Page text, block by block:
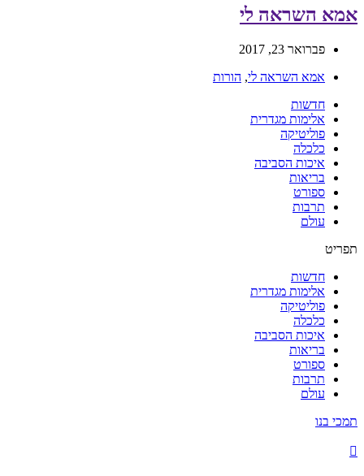
אמא השראה לי
פברואר 23, 2017
אמא השראה לי, הורות
חדשות
אלימות מגדרית
פוליטיקה
כלכלה
איכות הסביבה
בריאות
ספורט
תרבות
עולם
תפריט
חדשות
אלימות מגדרית
פוליטיקה
כלכלה
איכות הסביבה
בריאות
ספורט
תרבות
עולם
תמכי בנו